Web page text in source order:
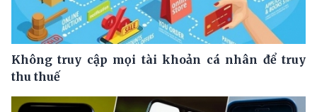
Không truy cập mọi tài khoản cá nhân để truy
thu thuế